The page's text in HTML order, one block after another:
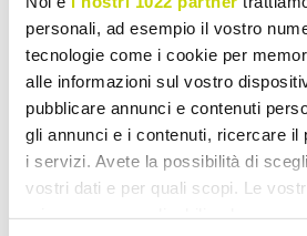
personali, ad esempio il vostro
tecnologie come i cookie per
alle informazioni sul vostro
pubblicare annunci e contenuti
gli annunci e i contenuti, ricercare il
i servizi. Avete la possibilità di
vostri dati e per quali scopi. Le